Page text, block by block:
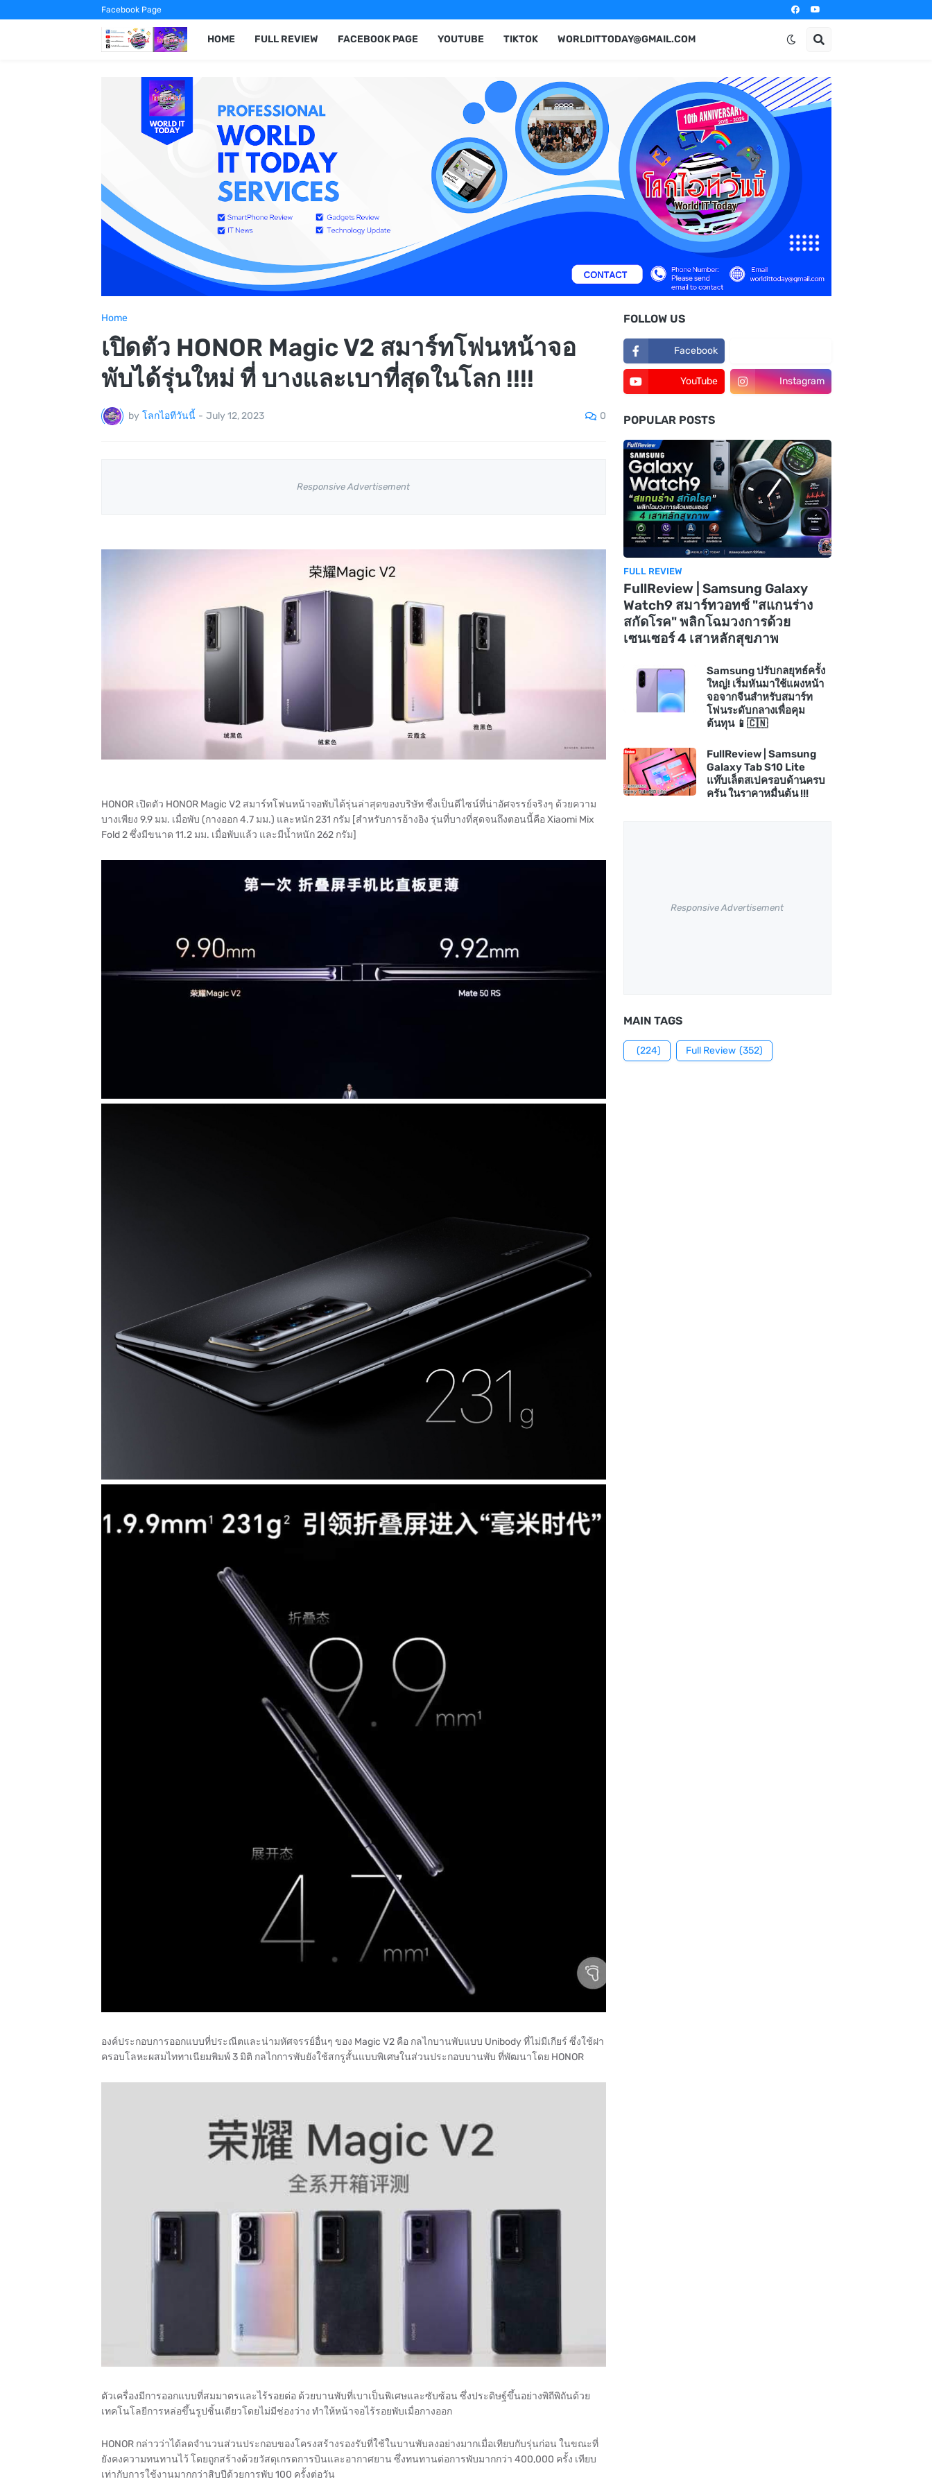
Facebook Page
HOME FULL REVIEW FACEBOOK PAGE YOUTUBE TIKTOK WORLDITTODAY@GMAIL.COM
Home
เปิดตัว HONOR Magic V2 สมาร์ทโฟนหน้าจอ
พับได้รุ่นใหม่ ที่ บางและเบาที่สุดในโลก !!!!
by โลกไอทีวันนี้ - July 12, 2023 0
Responsive Advertisement
HONOR เปิดตัว HONOR Magic V2 สมาร์ทโฟนหน้าจอพับได้รุ่นล่าสุดของบริษัท ซึ่งเป็นดีไซน์ที่น่าอัศจรรย์จริงๆ ด้วยความ
บางเพียง 9.9 มม. เมื่อพับ (กางออก 4.7 มม.) และหนัก 231 กรัม [สำหรับการอ้างอิง รุ่นที่บางที่สุดจนถึงตอนนี้คือ Xiaomi Mix
Fold 2 ซึ่งมีขนาด 11.2 มม. เมื่อพับแล้ว และมีน้ำหนัก 262 กรัม]
องค์ประกอบการออกแบบที่ประณีตและน่ามหัศจรรย์อื่นๆ ของ Magic V2 คือ กลไกบานพับแบบ Unibody ที่ไม่มีเกียร์ ซึ่งใช้ฝา
ครอบโลหะผสมไททาเนียมพิมพ์ 3 มิติ กลไกการพับยังใช้สกรูสั้นแบบพิเศษในส่วนประกอบบานพับ ที่พัฒนาโดย HONOR
ตัวเครื่องมีการออกแบบที่สมมาตรและไร้รอยต่อ ด้วยบานพับที่เบาเป็นพิเศษและซับซ้อน ซึ่งประดิษฐ์ขึ้นอย่างพิถีพิถันด้วย
เทคโนโลยีการหล่อขึ้นรูปชิ้นเดียวโดยไม่มีช่องว่าง ทำให้หน้าจอไร้รอยพับเมื่อกางออก
HONOR กล่าวว่าได้ลดจำนวนส่วนประกอบของโครงสร้างรองรับที่ใช้ในบานพับลงอย่างมากเมื่อเทียบกับรุ่นก่อน ในขณะที่
ยังคงความทนทานไว้ โดยถูกสร้างด้วยวัสดุเกรดการบินและอากาศยาน ซึ่งทนทานต่อการพับมากกว่า 400,000 ครั้ง เทียบ
เท่ากับการใช้งานมากกว่าสิบปีด้วยการพับ 100 ครั้งต่อวัน
FOLLOW US
Facebook
YouTube Instagram
POPULAR POSTS
FULL REVIEW
FullReview | Samsung Galaxy
Watch9 สมาร์ทวอทช์ "สแกนร่าง
สกัดโรค" พลิกโฉมวงการด้วย
เซนเซอร์ 4 เสาหลักสุขภาพ
Samsung ปรับกลยุทธ์ครั้ง
ใหญ่! เริ่มหันมาใช้แผงหน้า
จอจากจีนสำหรับสมาร์ท
โฟนระดับกลางเพื่อคุม
ต้นทุน 📱🇨🇳
FullReview | Samsung
Galaxy Tab S10 Lite
แท๊บเล็ตสเปครอบด้านครบ
ครัน ในราคาหมื่นต้น !!!
Responsive Advertisement
MAIN TAGS
(224) Full Review (352)